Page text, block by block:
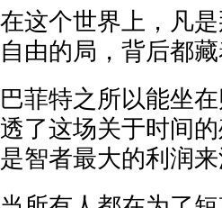
在这个世界上，凡
自由的局，背后都
巴菲特之所以能坐
透了这场关于时间
是智者最大的利润来